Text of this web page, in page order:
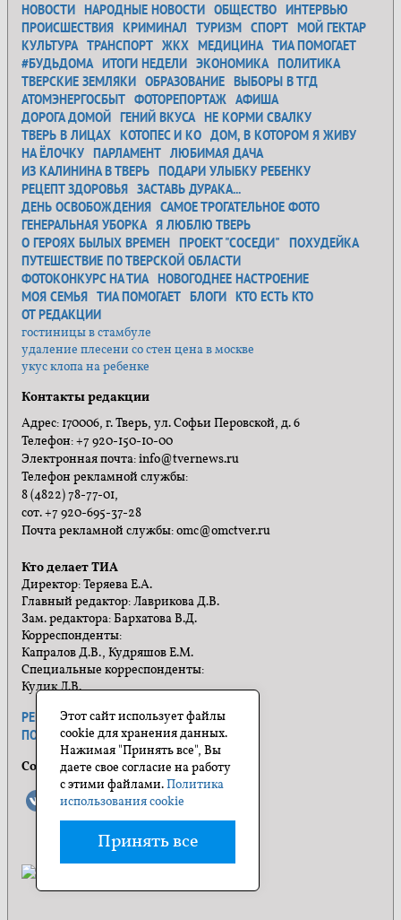
НОВОСТИ НАРОДНЫЕ НОВОСТИ ОБЩЕСТВО ИНТЕРВЬЮ
ПРОИСШЕСТВИЯ КРИМИНАЛ ТУРИЗМ СПОРТ МОЙ ГЕКТАР
КУЛЬТУРА ТРАНСПОРТ ЖКХ МЕДИЦИНА ТИА ПОМОГАЕТ
#БУДЬДОМА ИТОГИ НЕДЕЛИ ЭКОНОМИКА ПОЛИТИКА
ТВЕРСКИЕ ЗЕМЛЯКИ ОБРАЗОВАНИЕ ВЫБОРЫ В ТГД
АТОМЭНЕРГОСБЫТ ФОТОРЕПОРТАЖ АФИША
ДОРОГА ДОМОЙ ГЕНИЙ ВКУСА НЕ КОРМИ СВАЛКУ
ТВЕРЬ В ЛИЦАХ КОТОПЕС И КО ДОМ, В КОТОРОМ Я ЖИВУ
НА ЁЛОЧКУ ПАРЛАМЕНТ ЛЮБИМАЯ ДАЧА
ИЗ КАЛИНИНА В ТВЕРЬ ПОДАРИ УЛЫБКУ РЕБЕНКУ
РЕЦЕПТ ЗДОРОВЬЯ ЗАСТАВЬ ДУРАКА...
ДЕНЬ ОСВОБОЖДЕНИЯ САМОЕ ТРОГАТЕЛЬНОЕ ФОТО
ГЕНЕРАЛЬНАЯ УБОРКА Я ЛЮБЛЮ ТВЕРЬ
О ГЕРОЯХ БЫЛЫХ ВРЕМЕН ПРОЕКТ "СОСЕДИ"
ПОХУДЕЙКА
ПУТЕШЕСТВИЕ ПО ТВЕРСКОЙ ОБЛАСТИ
ФОТОКОНКУРС НА ТИА НОВОГОДНЕЕ НАСТРОЕНИЕ
МОЯ СЕМЬЯ ТИА ПОМОГАЕТ БЛОГИ КТО ЕСТЬ КТО
ОТ РЕДАКЦИИ
гостиницы в стамбуле
удаление плесени со стен цена в москве
укус клопа на ребенке
Контакты редакции
Адрес: 170006, г. Тверь, ул. Софьи Перовской, д. 6
Телефон: +7 920-150-10-00
Электронная почта: info@tvernews.ru
Телефон рекламной службы:
8 (4822) 78-77-01,
сот. +7 920-695-37-28
Почта рекламной службы: omc@omctver.ru
Кто делает ТИА
Директор: Теряева Е.А.
Главный редактор: Лаврикова Д.В.
Зам. редактора: Бархатова В.Д.
Корреспонденты:
Капралов Д.В., Кудряшов Е.М.
Специальные корреспонденты:
Кулик Л.В.
РЕКЛАМА ПРАВИЛА САЙТА
ПОЛИТИКА КОНФИДЕНЦИАЛЬНОСТИ
Социальные сети
Этот сайт использует файлы
cookie для хранения данных.
Нажимая "Принять все", Вы
даете свое согласие на работу
с этими файлами.Политика
использования cookie
Принять все